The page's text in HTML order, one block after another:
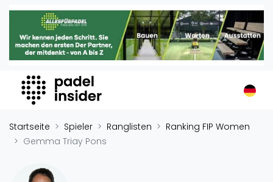
Padel Insider
Home
Organisationen
Buchungssysteme
Padel-Shops
Padel-Marken
Verschiedenes
Startseite Spieler Ranglisten
Ranking FIP Women
Gemma Triay Pons